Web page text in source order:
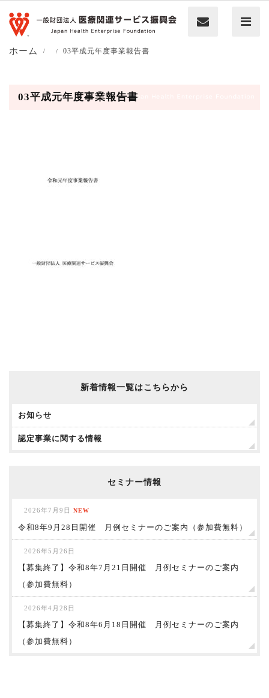
ホーム 03平成元年度事業報告書
03平成元年度事業報告書
新着情報一覧はこちらから
お知らせ
認定事業に関する情報
セミナー情報
2026年7月9日 NEW
令和8年9月28日開催 月例セミナーのご案内（参加費無料）
2026年5月26日
【募集終了】令和8年7月21日開催 月例セミナーのご案内
（参加費無料）
2026年4月28日
【募集終了】令和8年6月18日開催 月例セミナーのご案内
（参加費無料）